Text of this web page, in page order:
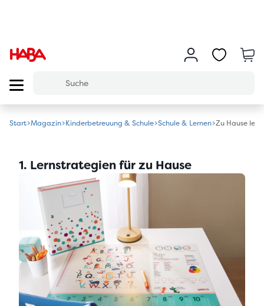
Start Magazin Kinderbetreuung & Schule Schule & Lernen Zu Hause
1. Lernstrategien für zu Hause